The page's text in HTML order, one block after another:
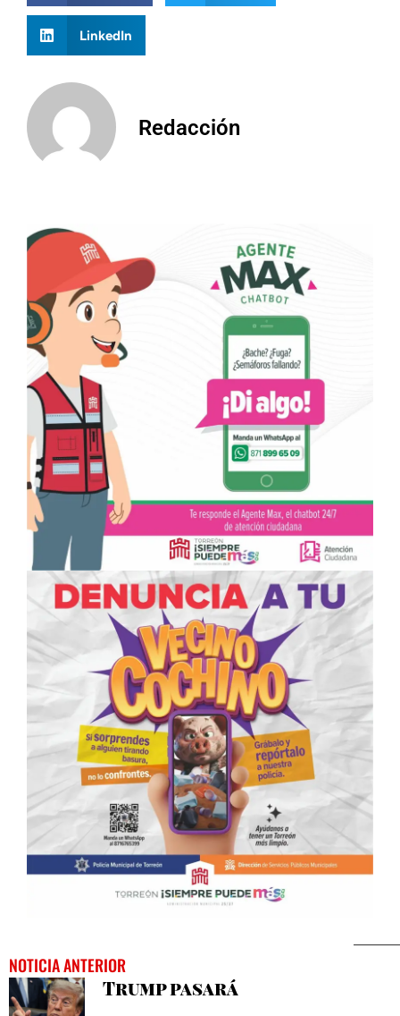
LinkedIn
Redacción
NOTICIA ANTERIOR
Trump pasará